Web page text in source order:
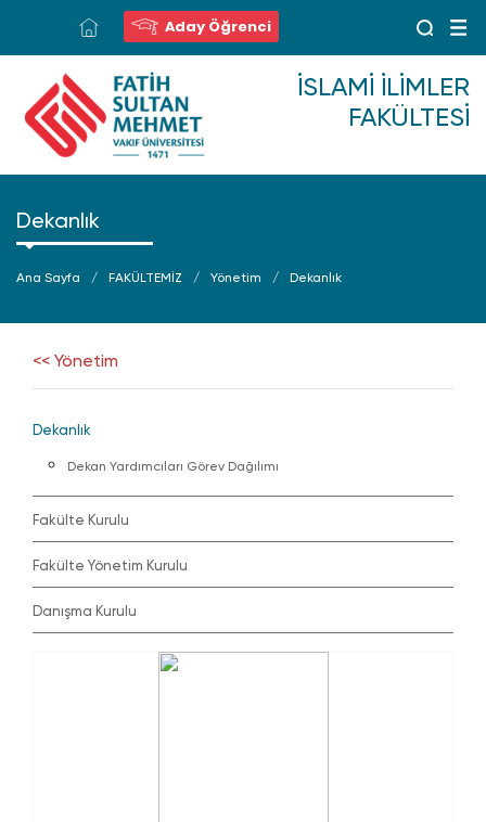
Aday Öğrenci
İSLAMI İLIMLER
FAKÜLTESI
Dekanlık
Ana Sayfa FAKÜLTEMİZ Yönetim Dekanlık
<< Yönetim
Dekanlık
Dekan Yardımcıları Görev Dağılımı
Fakülte Kurulu
Fakülte Yönetim Kurulu
Danışma Kurulu